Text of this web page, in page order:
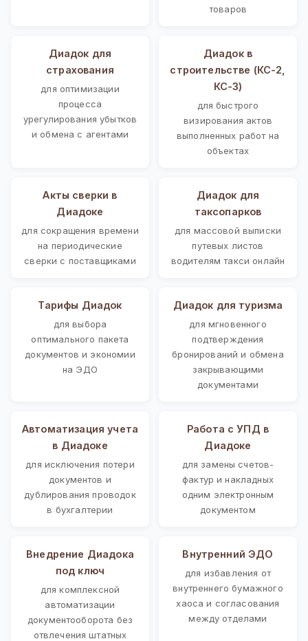
товаров
Диадок для
страхования
для оптимизации
процесса
урегулирования убытков
и обмена с агентами
Диадок в
строительстве (КС-2,
КС-3)
для быстрого
визирования актов
выполненных работ на
объектах
Акты сверки в
Диадоке
для сокращения времени
на периодические
сверки с поставщиками
Диадок для
таксопарков
для массовой выписки
путевых листов
водителям такси онлайн
Тарифы Диадок
для выбора
оптимального пакета
документов и экономии
на ЭДО
Диадок для туризма
для мгновенного
подтверждения
бронирований и обмена
закрывающими
документами
Автоматизация учета
в Диадоке
для исключения потери
документов и
дублирования проводок
в бухгалтерии
Работа с УПД в
Диадоке
для замены счетов-
фактур и накладных
одним электронным
документом
Внедрение Диадока
под ключ
для комплексной
автоматизации
документооборота без
отвлечения штатных
Внутренний ЭДО
для избавления от
внутреннего бумажного
хаоса и согласования
между отделами